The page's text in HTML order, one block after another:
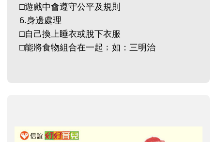
□遊戲中會遵守公平及規則
6.身邊處理
□自己換上睡衣或脫下衣服
□能將食物組合在一起﹔如：三明治